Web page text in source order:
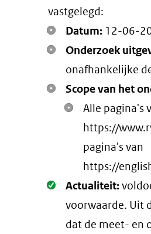
vastgelegd:
Datum: 12-06-
Onderzoek
onafhankelijke
Scope van het
Alle pagina's
https://
pagina's van
https://
Oké.
Actualiteit:
voorwaarde. Uit
dat de meet- en